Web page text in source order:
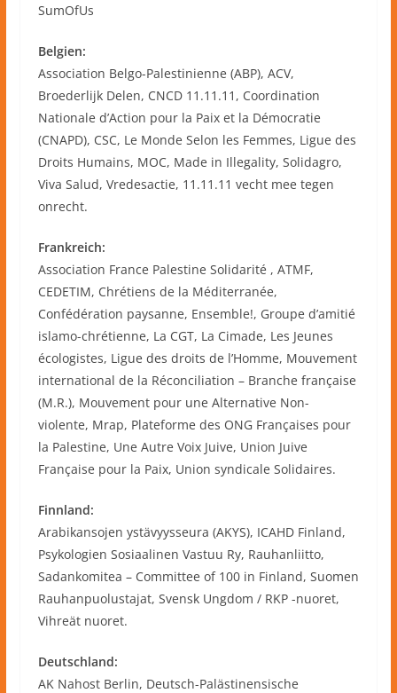
SumOfUs
Belgien:
Association Belgo-Palestinienne (ABP), ACV,
Broederlijk Delen, CNCD 11.11.11, Coordination
Nationale d’Action pour la Paix et la Démocratie
(CNAPD), CSC, Le Monde Selon les Femmes, Ligue des
Droits Humains, MOC, Made in Illegality, Solidagro,
Viva Salud, Vredesactie, 11.11.11 vecht mee tegen
onrecht.
Frankreich:
Association France Palestine Solidarité , ATMF,
CEDETIM, Chrétiens de la Méditerranée,
Confédération paysanne, Ensemble!, Groupe d’amitié
islamo-chrétienne, La CGT, La Cimade, Les Jeunes
écologistes, Ligue des droits de l’Homme, Mouvement
international de la Réconciliation – Branche française
(M.R.), Mouvement pour une Alternative Non-
violente, Mrap, Plateforme des ONG Françaises pour
la Palestine, Une Autre Voix Juive, Union Juive
Française pour la Paix, Union syndicale Solidaires.
Finnland:
Arabikansojen ystävyysseura (AKYS), ICAHD Finland,
Psykologien Sosiaalinen Vastuu Ry, Rauhanliitto,
Sadankomitea – Committee of 100 in Finland, Suomen
Rauhanpuolustajat, Svensk Ungdom / RKP -nuoret,
Vihreät nuoret.
Deutschland:
AK Nahost Berlin, Deutsch-Palästinensische